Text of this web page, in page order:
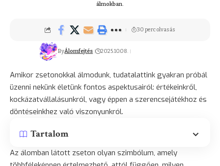
álmokban.
ByÁlomfejtés 2025.10.08.
30 perc olvasás
Amikor zsetonokkal álmodunk, tudatalattink gyakran próbál
üzenni nekünk életünk fontos aspektusairól: értékeinkről,
kockázatvállalásunkról, vagy éppen a szerencsejátékhoz és
döntéseinkhez való viszonyunkról.
Tartalom
Az álomban látott zseton olyan szimbólum, amely